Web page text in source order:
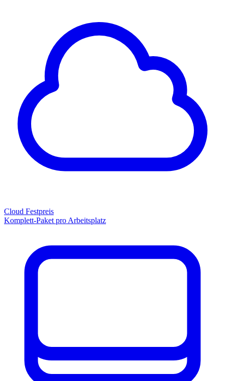
Cloud Festpreis
Komplett-Paket pro Arbeitsplatz